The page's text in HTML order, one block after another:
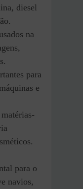
diesel
na
para
e
matérias-
para o
navios,